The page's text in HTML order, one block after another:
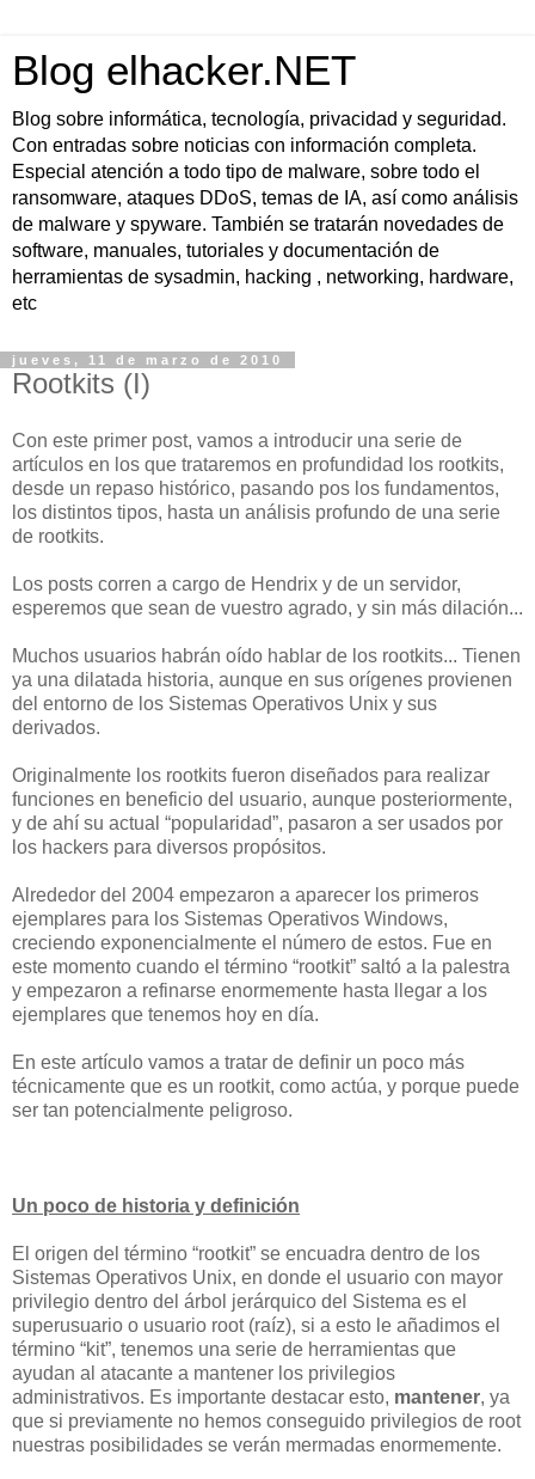
Blog elhacker.NET
Blog sobre informática, tecnología, privacidad y seguridad.
Con entradas sobre noticias con información completa.
Especial atención a todo tipo de malware, sobre todo el
ransomware, ataques DDoS, temas de IA, así como análisis
de malware y spyware. También se tratarán novedades de
software, manuales, tutoriales y documentación de
herramientas de sysadmin, hacking , networking, hardware,
etc
jueves, 11 de marzo de 2010
Rootkits (I)
Con este primer post, vamos a introducir una serie de
artículos en los que trataremos en profundidad los rootkits,
desde un repaso histórico, pasando pos los fundamentos,
los distintos tipos, hasta un análisis profundo de una serie
de rootkits.
Los posts corren a cargo de Hendrix y de un servidor,
esperemos que sean de vuestro agrado, y sin más dilación...
Muchos usuarios habrán oído hablar de los rootkits... Tienen
ya una dilatada historia, aunque en sus orígenes provienen
del entorno de los Sistemas Operativos Unix y sus
derivados.
Originalmente los rootkits fueron diseñados para realizar
funciones en beneficio del usuario, aunque posteriormente,
y de ahí su actual “popularidad”, pasaron a ser usados por
los hackers para diversos propósitos.
Alrededor del 2004 empezaron a aparecer los primeros
ejemplares para los Sistemas Operativos Windows,
creciendo exponencialmente el número de estos. Fue en
este momento cuando el término “rootkit” saltó a la palestra
y empezaron a refinarse enormemente hasta llegar a los
ejemplares que tenemos hoy en día.
En este artículo vamos a tratar de definir un poco más
técnicamente que es un rootkit, como actúa, y porque puede
ser tan potencialmente peligroso.
Un poco de historia y definición
El origen del término “rootkit” se encuadra dentro de los
Sistemas Operativos Unix, en donde el usuario con mayor
privilegio dentro del árbol jerárquico del Sistema es el
superusuario o usuario root (raíz), si a esto le añadimos el
término “kit”, tenemos una serie de herramientas que
ayudan al atacante a mantener los privilegios
administrativos. Es importante destacar esto, mantener, ya
que si previamente no hemos conseguido privilegios de root
nuestras posibilidades se verán mermadas enormemente.